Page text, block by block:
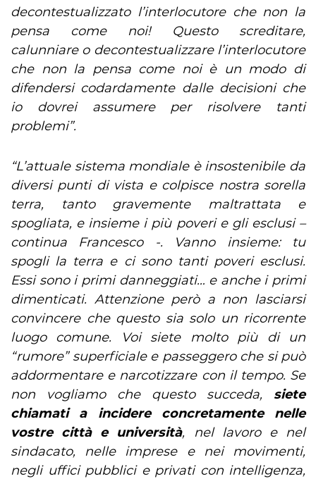
decontestualizzato l’interlocutore che non la
pensa come noi! Questo screditare,
calunniare o decontestualizzare l’interlocutore
che non la pensa come noi è un modo di
difendersi codardamente dalle decisioni che
io dovrei assumere per risolvere tanti
problemi”.
“L’attuale sistema mondiale è insostenibile da
diversi punti di vista e colpisce nostra sorella
terra, tanto gravemente maltrattata e
spogliata, e insieme i più poveri e gli esclusi –
continua Francesco -. Vanno insieme: tu
spogli la terra e ci sono tanti poveri esclusi.
Essi sono i primi danneggiati… e anche i primi
dimenticati. Attenzione però a non lasciarsi
convincere che questo sia solo un ricorrente
luogo comune. Voi siete molto più di un
“rumore” superficiale e passeggero che si può
addormentare e narcotizzare con il tempo. Se
non vogliamo che questo succeda, siete
chiamati a incidere concretamente nelle
vostre città e università, nel lavoro e nel
sindacato, nelle imprese e nei movimenti,
negli uffici pubblici e privati con intelligenza,